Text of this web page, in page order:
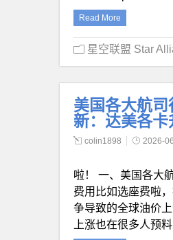
Read More
星空联盟 Star
美国各大航
新：达美各卡
colin1898 2026-
啦！ 一、美国各大
费用比如选座费啦
争导致的全球油价
上涨也在很多人预